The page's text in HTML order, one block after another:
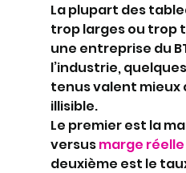
La plupart des
trop larges ou trop
une entreprise du
l’industrie,
tenus valent mieux
illisible.
Le premier est la
versus marge
deuxième est le